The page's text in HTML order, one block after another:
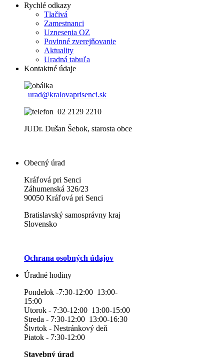
Rychlé odkazy
Tlačivá
Zamestnanci
Uznesenia OZ
Povinné zverejňovanie
Aktuality
Uradná tabuľa
Kontaktné údaje
urad@kralovaprisenci.sk
02 2129 2210
JUDr. Dušan Šebok, starosta obce
Obecný úrad
Kráľová pri Senci
Záhumenská 326/23
90050 Kráľová pri Senci
Bratislavský samosprávny kraj
Slovensko
Ochrana osobných údajov
Úradné hodiny
Pondelok -7:30-12:00 13:00-
15:00
Utorok - 7:30-12:00 13:00-15:00
Streda - 7:30-12:00 13:00-16:30
Štvrtok - Nestránkový deň
Piatok - 7:30-12:00
Stavebný úrad